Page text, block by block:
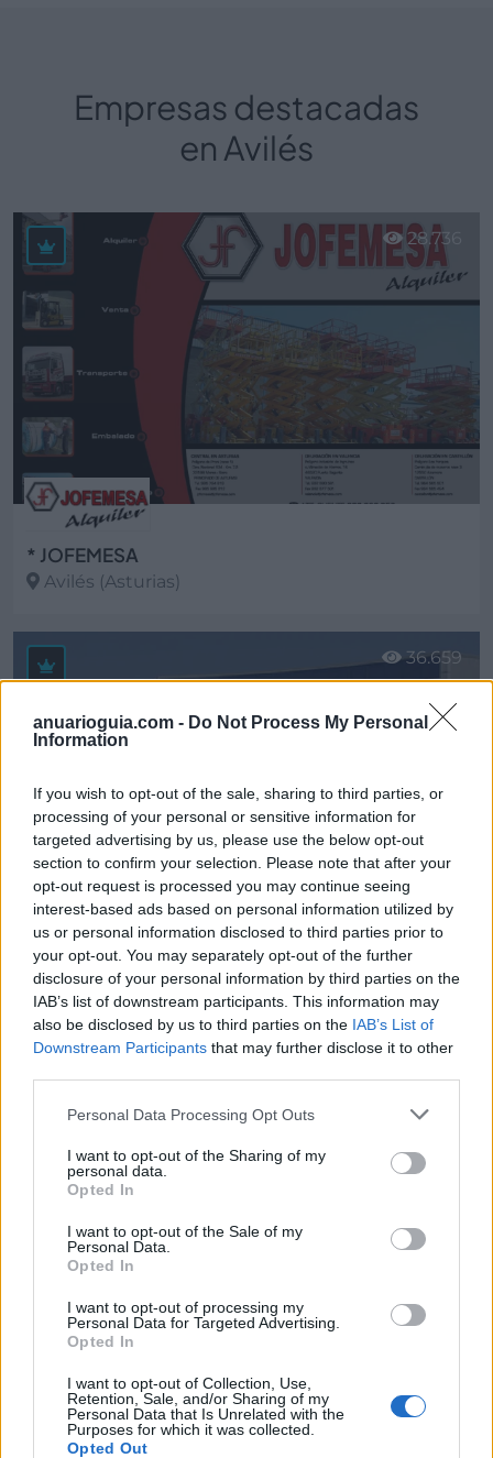
anuarioguia.com - Do Not Process My Personal
Information
If you wish to opt-out of the sale, sharing to third parties, or
processing of your personal or sensitive information for
targeted advertising by us, please use the below opt-out
section to confirm your selection. Please note that after your
opt-out request is processed you may continue seeing
interest-based ads based on personal information utilized by
us or personal information disclosed to third parties prior to
your opt-out. You may separately opt-out of the further
disclosure of your personal information by third parties on the
IAB’s list of downstream participants. This information may
also be disclosed by us to third parties on the IAB’s List of
Downstream Participants that may further disclose it to other
Personal Data Processing Opt Outs
I want to opt-out of the Sharing of my
personal data.
Opted In
I want to opt-out of the Sale of my
Personal Data.
Opted In
I want to opt-out of processing my
Personal Data for Targeted Advertising.
Opted In
I want to opt-out of Collection, Use,
Retention, Sale, and/or Sharing of my
Personal Data that Is Unrelated with the
Purposes for which it was collected.
Opted Out
Empresas destacadas
en Avilés
* JOFEMESA
Avilés (Asturias)
Ver más
28.736
* Mecanizados Cas, S.A.
Avilés (Asturias)
Ver más
36.659
Acotherm Mantenimientos
Avilés (Asturias)
19.653